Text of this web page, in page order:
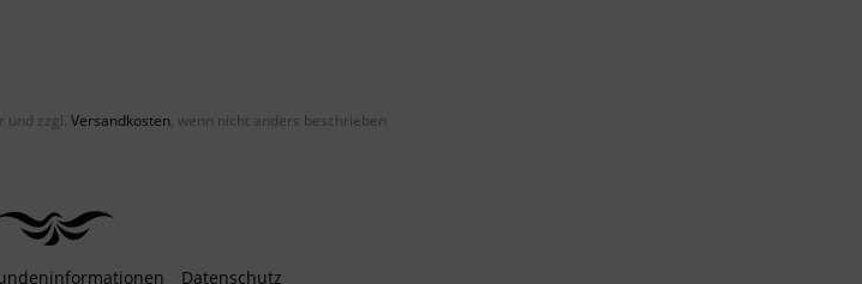
und zzgl. Versandkosten, wenn nicht anders beschrieben
Datenschutz